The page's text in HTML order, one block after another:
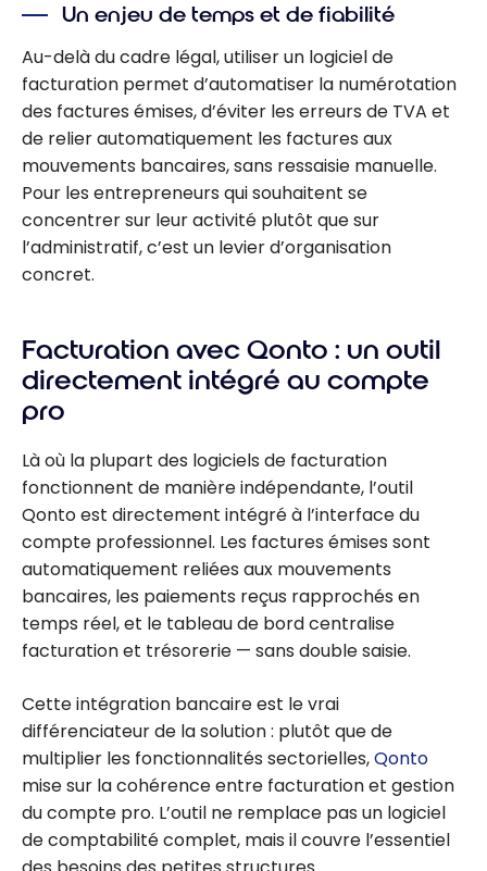
micro-
entreprise en
France : le
guide pour bien
démarrer
Un enjeu de temps et de fiabilité
Au-delà du cadre légal, utiliser un logiciel de
facturation permet d’automatiser la numérotation
des factures émises, d’éviter les erreurs de TVA et
de relier automatiquement les factures aux
mouvements bancaires, sans ressaisie manuelle.
Pour les entrepreneurs qui souhaitent se
concentrer sur leur activité plutôt que sur
l’administratif, c’est un levier d’organisation
concret.
Facturation avec Qonto : un outil
directement intégré au compte
pro
Là où la plupart des logiciels de facturation
fonctionnent de manière indépendante, l’outil
Qonto est directement intégré à l’interface du
compte professionnel. Les factures émises sont
automatiquement reliées aux mouvements
bancaires, les paiements reçus rapprochés en
temps réel, et le tableau de bord centralise
facturation et trésorerie — sans double saisie.
Cette intégration bancaire est le vrai
différenciateur de la solution : plutôt que de
multiplier les fonctionnalités sectorielles,Qonto
mise sur la cohérence entre facturation et gestion
du compte pro. L’outil ne remplace pas un logiciel
de comptabilité complet, mais il couvre l’essentiel